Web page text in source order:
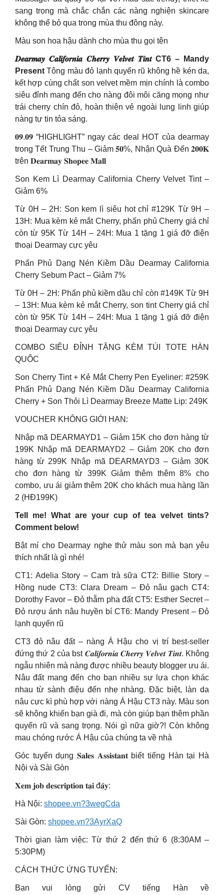
sang trọng mà chắc chắn các nàng nghiện skincare
không thể bỏ qua trong mùa thu đông này.
Màu son hoa hậu dành cho mùa thu gọi tên
𝑫𝒆𝒂𝒓𝒎𝒂𝒚 𝑪𝒂𝒍𝒊𝒇𝒐𝒓𝒏𝒊𝒂 𝑪𝒉𝒆𝒓𝒓𝒚 𝑽𝒆𝒍𝒗𝒆𝒕 𝑻𝒊𝒏𝒕 CT6 – Mandy
Present Tông màu đỏ lạnh quyến rũ không hề kén da,
kết hợp cùng chất son velvet mềm mịn chính là combo
siêu đỉnh mang đến cho nàng đôi môi căng mọng như
trái cherry chín đỏ, hoàn thiện vẻ ngoài lung linh giúp
nàng tự tin tỏa sáng.
𝟎𝟗.𝟎𝟗 “HIGHLIGHT” ngay các deal HOT của dearmay
trong Tết Trung Thu – Giảm 𝟓𝟎%, Nhận Quà Đến 𝟐𝟎𝟎𝐊
trên 𝐃𝐞𝐚𝐫𝐦𝐚𝐲 𝐒𝐡𝐨𝐩𝐞𝐞 𝐌𝐚𝐥𝐥
Son Kem Lì Dearmay California Cherry Velvet Tint –
Giảm 6%
Từ 0H – 2H: Son kem lì siêu hot chỉ #129K Từ 9H –
13H: Mua kèm kẻ mắt Cherry, phấn phủ Cherry giá chỉ
còn từ 95K Từ 14H – 24H: Mua 1 tặng 1 giá đỡ điện
thoại Dearmay cực yêu
Phấn Phủ Dạng Nén Kiềm Dầu Dearmay California
Cherry Sebum Pact – Giảm 7%
Từ 0H – 2H: Phấn phủ kiềm dầu chỉ còn #149K Từ 9H
– 13H: Mua kèm kẻ mắt Cherry, son tint Cherry giá chỉ
còn từ 95K Từ 14H – 24H: Mua 1 tặng 1 giá đỡ điện
thoại Dearmay cực yêu
COMBO SIÊU ĐỈNH TẶNG KÈM TÚI TOTE HÀN
QUỐC
Son Cherry Tint + Kẻ Mắt Cherry Pen Eyeliner: #259K
Phấn Phủ Dạng Nén Kiềm Dầu Dearmay California
Cherry + Son Thỏi Lì Dearmay Breeze Matte Lip: 249K
VOUCHER KHÔNG GIỚI HẠN:
Nhập mã DEARMAYD1 – Giảm 15K cho đơn hàng từ
199K Nhập mã DEARMAYD2 – Giảm 20K cho đơn
hàng từ 299K Nhập mã DEARMAYD3 – Giảm 30K
cho đơn hàng từ 399K Giảm thêm thêm 8% cho
combo, ưu ái giảm thêm 20K cho khách mua hàng lần
2 (HĐ199K)
Tell me! What are your cup of tea velvet tints?
Comment below!
Bật mí cho Dearmay nghe thử màu son mà bạn yêu
thích nhất là gì nhé!
CT1: Adelia Story – Cam trà sữa CT2: Billie Story –
Hồng nude CT3: Clara Dream – Đỏ nâu gạch CT4:
Dorothy Favor – Đỏ thẵm pha đất CT5: Esther Secret –
Đỏ rượu ánh nâu huyền bí CT6: Mandy Present – Đỏ
lạnh quyến rũ
CT3 đỏ nâu đất – nàng Á Hậu cho vị trí best-seller
đứng thứ 2 của bst 𝑪𝒂𝒍𝒊𝒇𝒐𝒓𝒏𝒊𝒂 𝑪𝒉𝒆𝒓𝒓𝒚 𝑽𝒆𝒍𝒗𝒆𝒕 𝑻𝒊𝒏𝒕. Không
ngẫu nhiên mà nàng được nhiều beauty blogger ưu ái.
Nâu đất mang đến cho bạn nhiều sự lựa chọn khác
nhau từ sành điệu đến nhẹ nhàng. Đặc biệt, làn da
nâu cực kì phù hợp với nàng Á Hậu CT3 này. Màu son
sẽ không khiến bạn già đi, mà còn giúp bạn thêm phần
quyến rũ và sang trọng. Nói gì nữa giờ?! Còn không
mau chóng rước Á Hậu của chúng ta về nhà
Góc tuyển dụng 𝐒𝐚𝐥𝐞𝐬 𝐀𝐬𝐬𝐢𝐬𝐭𝐚𝐧𝐭 biết tiếng Hàn tại Hà
Nội và Sài Gòn
𝐗𝐞𝐦 𝐣𝐨𝐛 𝐝𝐞𝐬𝐜𝐫𝐢𝐩𝐭𝐢𝐨𝐧 𝐭𝐚̣𝐢 đ𝐚̂𝐲:
Hà Nội: shopee.vn?3wegCda
Sài Gòn: shopee.vn?3AyrXaQ
Thời gian làm việc: Từ thứ 2 đến thứ 6 (8:30AM –
5:30PM)
CÁCH THỨC ỨNG TUYỂN:
Bạn vui lòng gửi CV tiếng Hàn về